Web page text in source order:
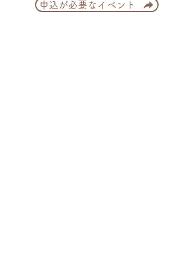
申込が必要なイベント